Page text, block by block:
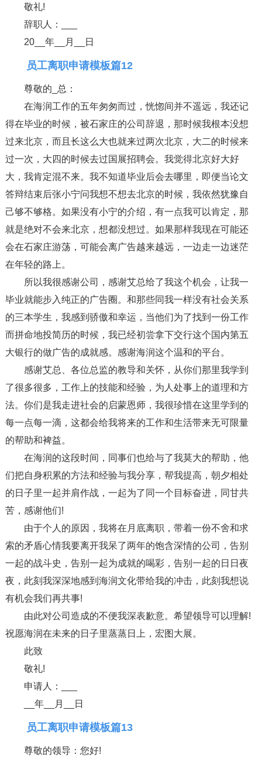
敬礼!
辞职人：___
20__年__月__日
员工离职申请模板篇12
尊敬的_总：
在海润工作的五年匆匆而过，恍惚间并不遥远，我还记
得在毕业的时候，被石家庄的公司辞退，那时候我根本没想
过来北京，而且长这么大也就来过两次北京，大二的时候来
过一次，大四的时候去过国展招聘会。我觉得北京好大好
大，我肯定混不来。我不知道毕业后会去哪里，即便当论文
答辩结束后张小宁问我想不想去北京的时候，我依然犹豫自
己够不够格。如果没有小宁的介绍，有一点我可以肯定，那
就是绝对不会来北京，想都没想过。如果那样我现在可能还
会在石家庄游荡，可能会离广告越来越远，一边走一边迷茫
在年轻的路上。
所以我很感谢公司，感谢艾总给了我这个机会，让我一
毕业就能步入纯正的广告圈。和那些同我一样没有社会关系
的三本学生，我感到骄傲和幸运，当他们为了找到一份工作
而拼命地投简历的时候，我已经初尝拿下交行这个国内第五
大银行的做广告的成就感。感谢海润这个温和的平台。
感谢艾总、各位总监的教导和关怀，从你们那里我学到
了很多很多，工作上的技能和经验，为人处事上的道理和方
法。你们是我走进社会的启蒙恩师，我很珍惜在这里学到的
每一点每一滴，这都会给我将来的工作和生活带来无可限量
的帮助和裨益。
在海润的这段时间，同事们也给与了我莫大的帮助，他
们把自身积累的方法和经验与我分享，帮我提高，朝夕相处
的日子里一起并肩作战，一起为了同一个目标奋进，同甘共
苦，感谢他们!
由于个人的原因，我将在月底离职，带着一份不舍和求
索的矛盾心情我要离开我呆了两年的饱含深情的公司，告别
一起的战斗史，告别一起为成就的喝彩，告别一起的日日夜
夜，此刻我深深地感到海润文化带给我的冲击，此刻我想说
有机会我们再共事!
由此对公司造成的不便我深表歉意。希望领导可以理解!
祝愿海润在未来的日子里蒸蒸日上，宏图大展。
此致
敬礼!
申请人：___
__年__月__日
员工离职申请模板篇13
尊敬的领导：您好!